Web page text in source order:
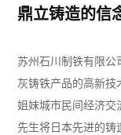
鼎立铸造的信
苏州石川制铁有限公
灰铸铁产品的高新技
姐妹城市民间经济交
先生将日本先进的铸